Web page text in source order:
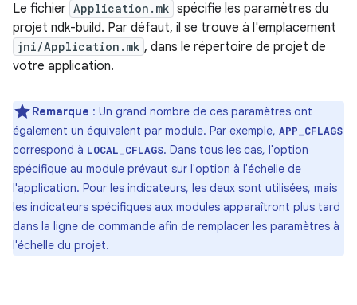
Le fichier Application.mk spécifie les paramètres du
projet ndk-build. Par défaut, il se trouve à l'emplacement
jni/Application.mk , dans le répertoire de projet de
votre application.
Remarque : Un grand nombre de ces paramètres ont
également un équivalent par module. Par exemple, APP_CFLAGS
correspond à LOCAL_CFLAGS. Dans tous les cas, l'option
spécifique au module prévaut sur l'option à l'échelle de
l'application. Pour les indicateurs, les deux sont utilisées, mais
les indicateurs spécifiques aux modules apparaîtront plus tard
dans la ligne de commande afin de remplacer les paramètres à
l'échelle du projet.